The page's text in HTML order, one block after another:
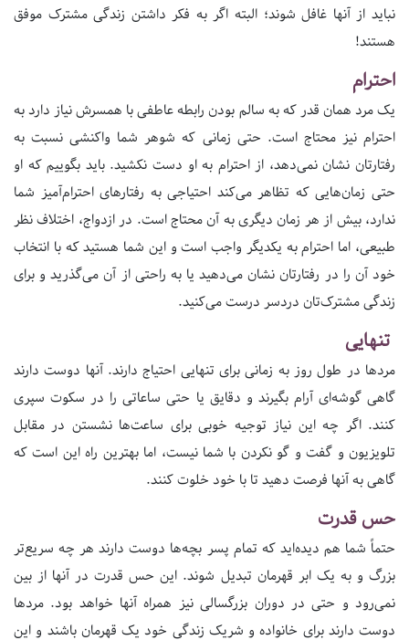
نباید از آنها غافل شوند؛ البته اگر به فکر داشتن زندگی مشترک موفق
هستند!
احترام
یک مرد همان قدر که به سالم بودن رابطه عاطفی با همسرش نیاز دارد به
احترام نیز محتاج است. حتی زمانی که شوهر شما واکنشی نسبت به
رفتارتان نشان نمی‌دهد، از احترام به او دست نکشید. باید بگوییم که او
حتی زمان‌هایی که تظاهر می‌کند احتیاجی به رفتارهای احترام‌آمیز شما
ندارد، بیش از هر زمان دیگری به آن محتاج است. در ازدواج، اختلاف نظر
طبیعی، اما احترام به یکدیگر واجب است و این شما هستید که با انتخاب
خود آن را در رفتارتان نشان می‌دهید یا به راحتی از آن می‌گذرید و برای
زندگی مشترک‌تان دردسر درست می‌کنید.
تنهایی
مردها در طول روز به زمانی برای تنهایی احتیاج دارند. آنها دوست دارند
گاهی گوشه‌ای آرام بگیرند و دقایق یا حتی ساعاتی را در سکوت سپری
کنند. اگر چه این نیاز توجیه خوبی برای ساعت‌ها نشستن در مقابل
تلویزیون و گفت و گو نکردن با شما نیست، اما بهترین راه این است که
گاهی به آنها فرصت دهید تا با خود خلوت کنند.
حس قدرت
حتماً شما هم دیده‌اید که تمام پسر بچه‌ها دوست دارند هر چه سریع‌تر
بزرگ و به یک ابر قهرمان تبدیل شوند. این حس قدرت در آنها از بین
نمی‌رود و حتی در دوران بزرگسالی نیز همراه آنها خواهد بود. مردها
دوست دارند برای خانواده و شریک زندگی خود یک قهرمان باشند و این